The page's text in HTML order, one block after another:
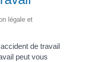
légale et
de travail
peut vous